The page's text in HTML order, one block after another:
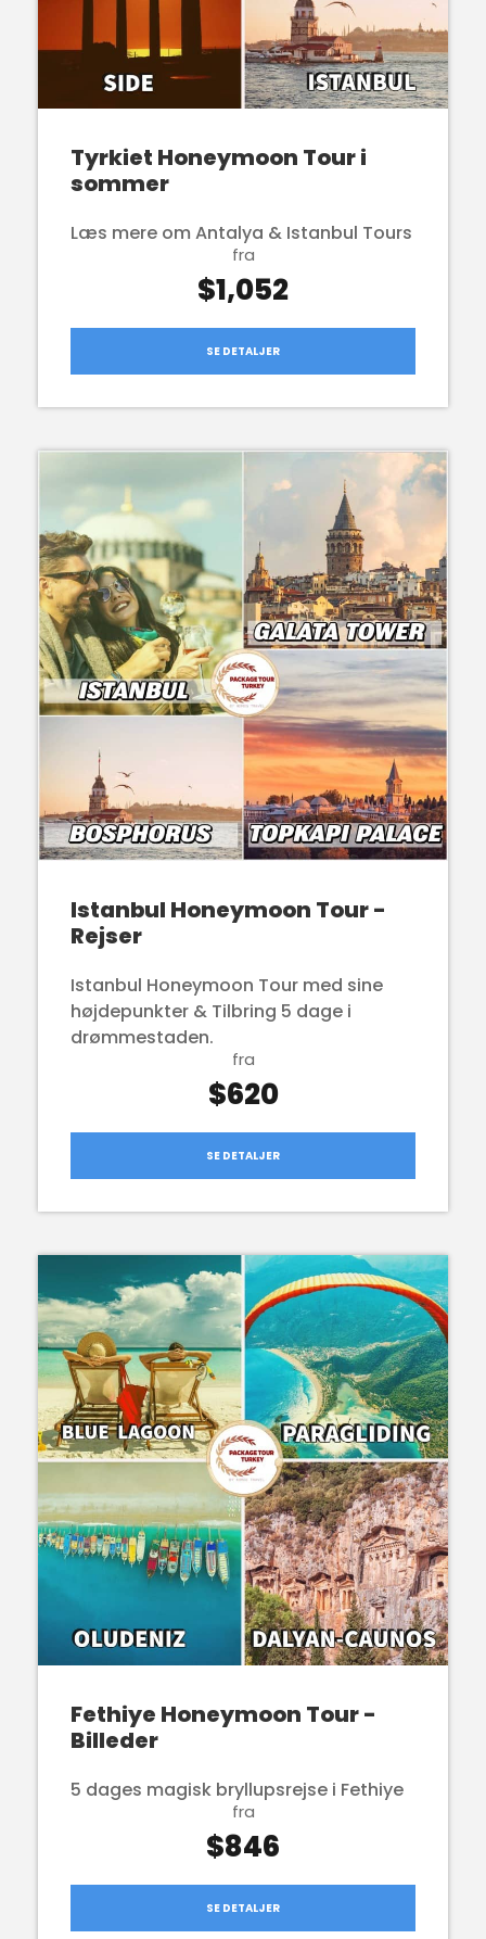
Tyrkiet Honeymoon Tour i
sommer
Læs mere om Antalya & Istanbul Tours
fra
$1,052
SE DETALJER
Istanbul Honeymoon Tour -
Rejser
Istanbul Honeymoon Tour med sine
højdepunkter & Tilbring 5 dage i
drømmestaden.
fra
$620
SE DETALJER
Fethiye Honeymoon Tour -
Billeder
5 dages magisk bryllupsrejse i Fethiye
fra
$846
SE DETALJER